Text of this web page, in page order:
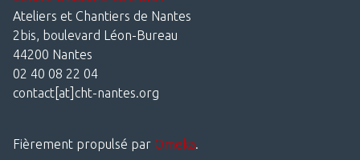
Ateliers et Chantiers de Nantes
2bis, boulevard Léon-Bureau
44200 Nantes
02 40 08 22 04
contact[at]cht-nantes.org
Fièrement propulsé par Omeka.